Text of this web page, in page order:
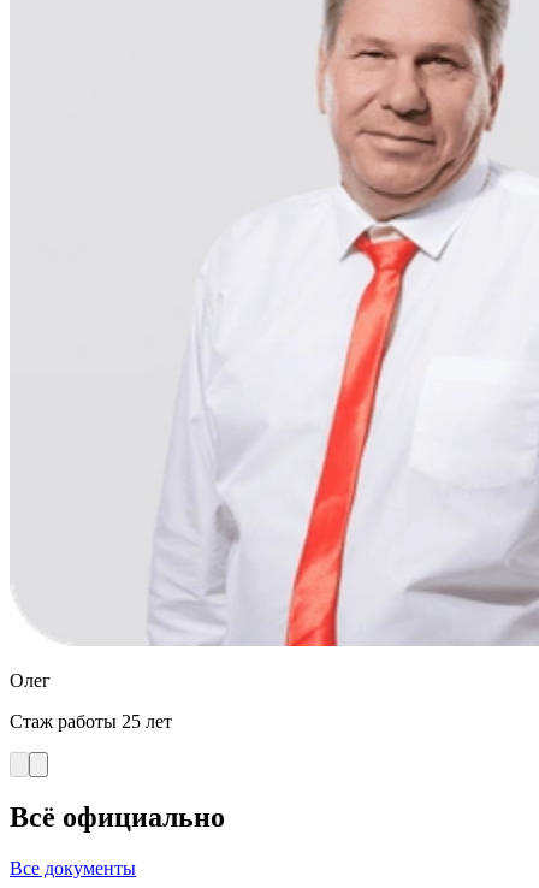
Олег
Стаж работы 25 лет
Всё официально
Все документы